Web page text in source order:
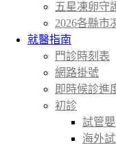
五星凍卵守
2026各縣市
就醫指南
門診時刻表
網路掛號
即時候診進
初診
試管
海外